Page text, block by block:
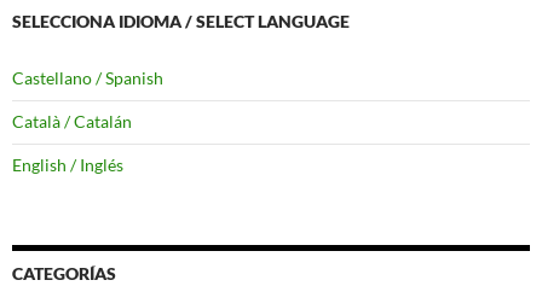
SELECCIONA IDIOMA / SELECT LANGUAGE
Castellano / Spanish
Català / Catalán
English / Inglés
CATEGORÍAS